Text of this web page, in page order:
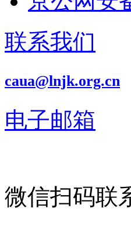
联系我们
caua@lnjk.org.cn
电子邮箱
微信扫码联